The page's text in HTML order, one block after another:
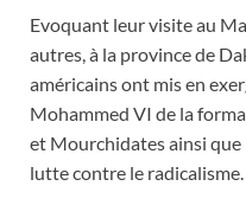
Evoquant leur visite au
autres, à la province de
américains ont mis en
Mohammed VI de la
et Mourchidates ainsi
lutte contre le radicalisme.